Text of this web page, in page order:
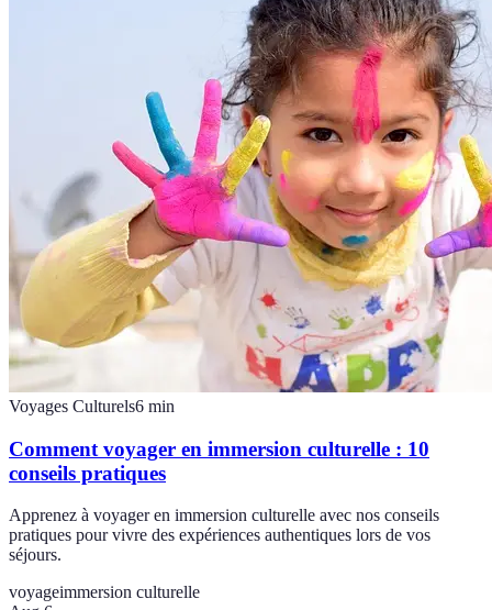
Voyages Culturels6 min
Comment voyager en immersion culturelle : 10
conseils pratiques
Apprenez à voyager en immersion culturelle avec nos conseils
pratiques pour vivre des expériences authentiques lors de vos
séjours.
voyageimmersion culturelle